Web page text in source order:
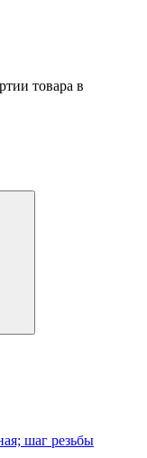
товара в
шаг резьбы